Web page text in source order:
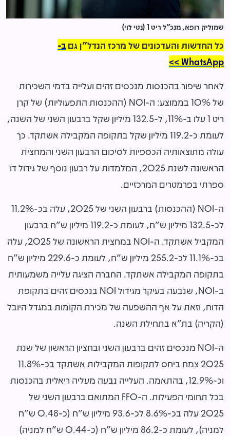
שמוליק רופא, מנכ"ל ריט 1 (נטי לוי)
כל החדשות והעדכונים של מרכז הנדל"ן גם ב-
WhatsApp >>
לאחר שיפור בהכנסות מנכסים זהים ועלייה בדמי השכירות
של 10% בממוצע: ה-NOI (ההכנסות התפעוליות) של קרן
ריט 1 עלו ב-11%, ל-132.5 מיליון שקל ברבעון השני של השנה,
לעומת כ-119.2 מיליון שקל בתקופה המקבילה אשתקד. כך
עולה מתוצאותיה הכספיות לסיכום הרבעון השני והמחצית
הראשונה לשנת 2025, המלמדות על רבעון נוסף של גידול דו
ספרתי בפרמטרים המרכזיים.
ה-NOI (ההכנסות) ברבעון השני של 2025, עלה בכ-11.2%
לכ-132.5 מיליון ש"ח, לעומת כ-119.2 מיליון ש"ח ברבעון
המקביל אשתקד. ה-NOI במחצית הראשונה של 2025, עלה
בכ-11.1% לכ-255.2 מיליון ש"ח, לעומת כ-229.6 מיליון ש"ח
בתקופה המקבילה אשתקד. החברה הציגה עלייה משמעותית
ב-NOI, שנבעה בעיקר מגידול NOI בנכסים זהים בתקופת
הדוח, וזאת על אף ההשפעה של מכירת הקומות במגדל היובל
(הקריה) בת"א בתחילת השנה.
ה-NOI מנכסים זהים ברבעון השני ובחציון הראשון של שנת
2025 צמח ביחס לתקופות המקבילות אשתקד בכ-11.8%
וכ-12.9%, בהתאמה. העלייה נבעה מעליה ריאלית בהכנסות
בכל תחומי הפעילות. ה-FFO המתואם ברבעון השני של
2025 עלה בכ-8.6% לכ-93.6 מיליון ש"ח (כ-0.48 ש"ח
למניה), לעומת כ-86.2 מיליון ש"ח (כ-0.44 ש"ח למניה)